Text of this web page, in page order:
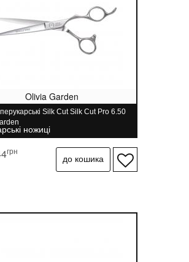
Olivia Garden
Silk Cut Silk Cut Pro 6.50
ножиці
грн